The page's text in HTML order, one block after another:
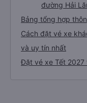
đường Hải
Bảng tổng hợp
Cách đặt vé xe
và uy tín nhất
Đặt vé xe Tết 2027